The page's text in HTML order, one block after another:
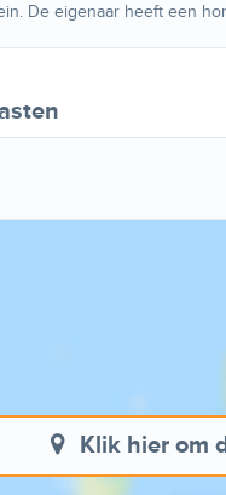
De eigenaar heeft een
Klik hier om